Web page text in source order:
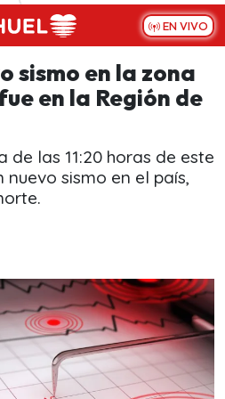
EN VIVO
sismo en la zona
en la Región de
de las 11:20 horas de este
sismo en el país,